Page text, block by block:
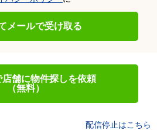
メールで受け取る
舗に物件探しを依頼
（無料）
配信停止はこちら